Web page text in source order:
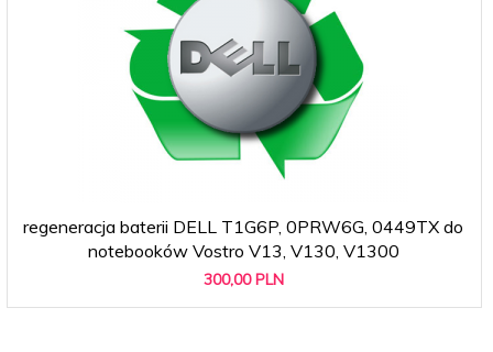
regeneracja baterii DELL T1G6P, 0PRW6G, 0449TX do
notebooków Vostro V13, V130, V1300
300,00 PLN